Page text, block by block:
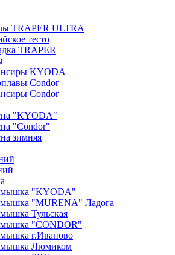
TRAPER ULTRA
тесто
TRAPER
KYODA
Condor
Condor
"KYODA"
"Condor"
зимняя
"KYODA"
"MURENA" Ладога
Тульская
"CONDOR"
г.Иваново
Люмиком